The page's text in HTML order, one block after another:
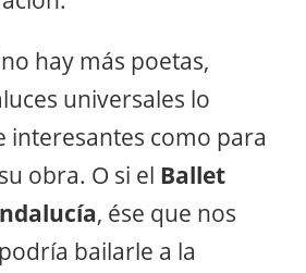
hay más poetas,
universales lo
interesantes como para
obra. O si el Ballet
, ése que nos
bailarle a la